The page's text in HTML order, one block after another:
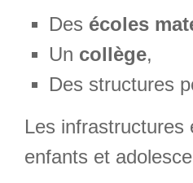
Des écoles
Un collège,
Des structures
Les infrastructures
enfants et